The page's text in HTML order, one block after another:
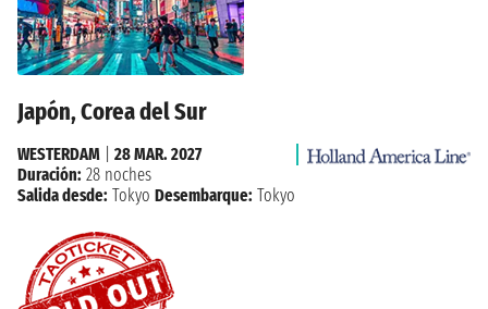
Japón, Corea del Sur
WESTERDAM
28 MAR. 2027
Duración: 28 noches
Salida desde: Tokyo Desembarque: Tokyo